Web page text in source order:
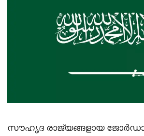
സൗഹൃദ രാജ്യങ്ങളായ